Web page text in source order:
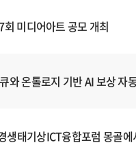
미디어아트 공모 개최
와 온톨로지 기반 AI 보상 자
생태기상ICT융합포럼 몽골에